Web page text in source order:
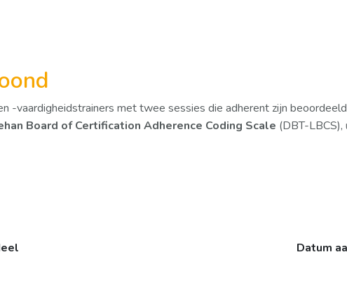
-vaardigheidstrainers met twee sessies die adherent zijn
Board of Certification Adherence Coding Scale (DBT-
Datum